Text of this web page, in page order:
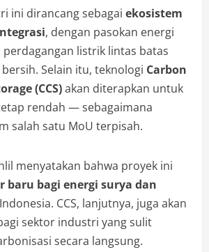
ini dirancang sebagai ekosistem
, dengan pasokan energi
listrik lintas batas
Selain itu, teknologi Carbon
(CCS)akan diterapkan untuk
rendah — sebagaimana
salah satu MoU terpisah.
menyatakan bahwa proyek ini
baru bagi energi surya dan
CCS, lanjutnya, juga akan
sektor industri yang sulit
secara langsung.